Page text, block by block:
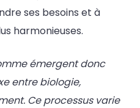
ses besoins et à
harmonieuses.
émergent donc
entre biologie,
Ce processus varie